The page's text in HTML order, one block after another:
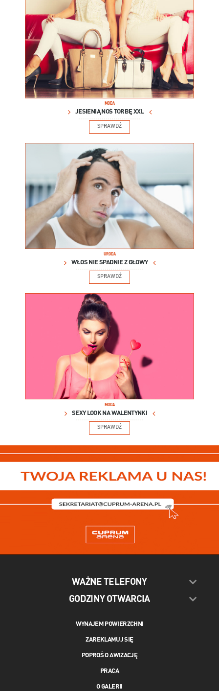
MODA
JESIENIĄ NOŚ TORBĘ XXL
SPRAWDŹ
URODA
WŁOS NIE SPADNIE Z GŁOWY
SPRAWDŹ
MODA
SEXY LOOK NA WALENTYNKI
SPRAWDŹ
WAŻNE TELEFONY
GODZINY OTWARCIA
WYNAJEM POWIERZCHNI
ZAREKLAMUJ SIĘ
POPROŚ O AWIZACJĘ
PRACA
O GALERII